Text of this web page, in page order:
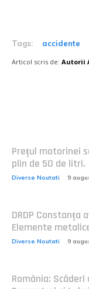
Tags: accidente
Articol scris de: Autorii
Prețul motorinei
plin de 50 de litri.
Diverse Noutati 9
DRDP Constanța
Elemente
Diverse Noutati 9
România: